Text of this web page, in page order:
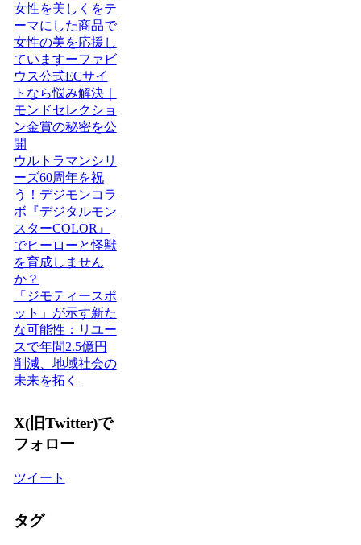
女性を美しくをテ
ーマにした商品で
女性の美を応援し
ていますーファビ
ウス公式ECサイ
トなら悩み解決｜
モンドセレクショ
ン金賞の秘密を公
開
ウルトラマンシリ
ーズ60周年を祝
う！デジモンコラ
ボ『デジタルモン
スターCOLOR』
でヒーローと怪獣
を育成しません
か？
「ジモティースポ
ット」が示す新た
な可能性：リユー
スで年間2.5億円
削減、地域社会の
未来を拓く
X(旧Twitter)で
フォロー
ツイート
タグ